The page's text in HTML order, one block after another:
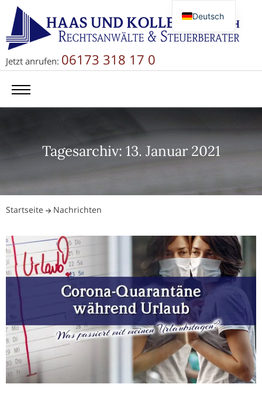
Jetzt anrufen: 06173 318 17 0
Tagesarchiv: 13. Januar 2021
Startseite Nachrichten
Deutsch
English
简体中文